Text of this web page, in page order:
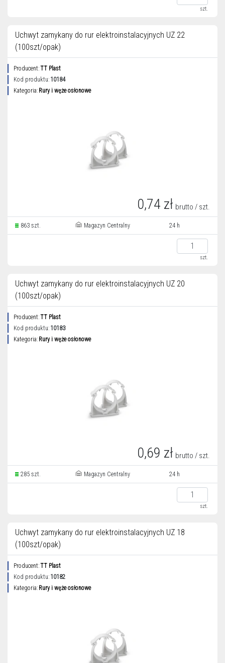
szt.
Uchwyt zamykany do rur elektroinstalacyjnych UZ 22
(100szt/opak)
Producent:TT Plast
Kod produktu: 10184
Kategoria: Rury i węże osłonowe
0,74 zł brutto / szt.
863 szt. Magazyn Centralny 24 h
szt.
Uchwyt zamykany do rur elektroinstalacyjnych UZ 20
(100szt/opak)
Producent:TT Plast
Kod produktu: 10183
Kategoria: Rury i węże osłonowe
0,69 zł brutto / szt.
285 szt. Magazyn Centralny 24 h
szt.
Uchwyt zamykany do rur elektroinstalacyjnych UZ 18
(100szt/opak)
Producent:TT Plast
Kod produktu: 10182
Kategoria: Rury i węże osłonowe